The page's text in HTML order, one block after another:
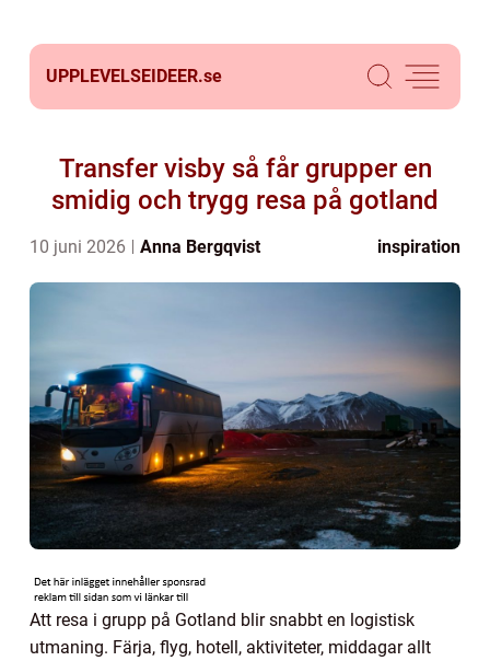
UPPLEVELSEIDEER.se
Transfer visby så får grupper en
smidig och trygg resa på gotland
10 juni 2026 Anna Bergqvist inspiration
Att resa i grupp på Gotland blir snabbt en logistisk
utmaning. Färja, flyg, hotell, aktiviteter, middagar allt